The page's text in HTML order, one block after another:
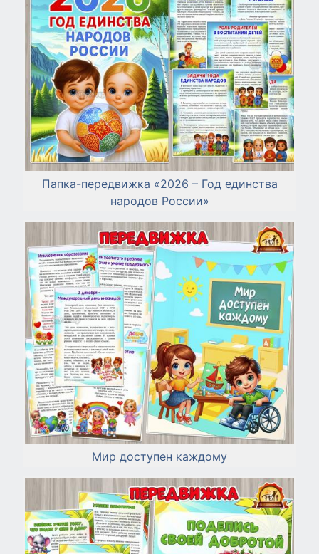
Папка-передвижка «2026 – Год единства
народов России»
Мир доступен каждому